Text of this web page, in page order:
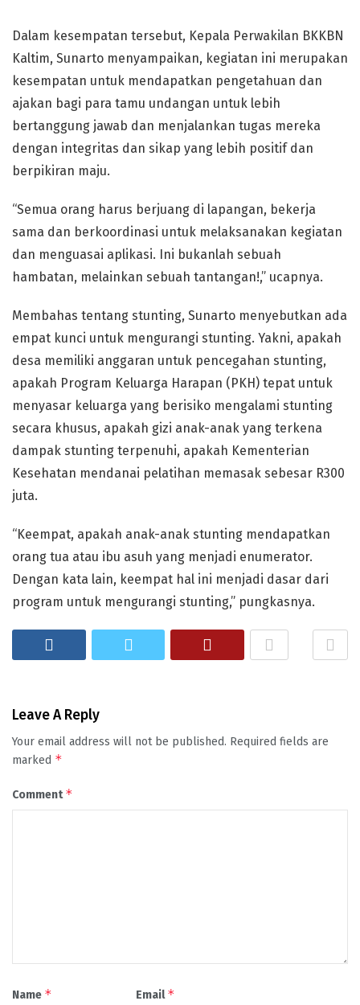
Dalam kesempatan tersebut, Kepala Perwakilan BKKBN
Kaltim, Sunarto menyampaikan, kegiatan ini merupakan
kesempatan untuk mendapatkan pengetahuan dan
ajakan bagi para tamu undangan untuk lebih
bertanggung jawab dan menjalankan tugas mereka
dengan integritas dan sikap yang lebih positif dan
berpikiran maju.
“Semua orang harus berjuang di lapangan, bekerja
sama dan berkoordinasi untuk melaksanakan kegiatan
dan menguasai aplikasi. Ini bukanlah sebuah
hambatan, melainkan sebuah tantangan!,” ucapnya.
Membahas tentang stunting, Sunarto menyebutkan ada
empat kunci untuk mengurangi stunting. Yakni, apakah
desa memiliki anggaran untuk pencegahan stunting,
apakah Program Keluarga Harapan (PKH) tepat untuk
menyasar keluarga yang berisiko mengalami stunting
secara khusus, apakah gizi anak-anak yang terkena
dampak stunting terpenuhi, apakah Kementerian
Kesehatan mendanai pelatihan memasak sebesar R300
juta.
“Keempat, apakah anak-anak stunting mendapatkan
orang tua atau ibu asuh yang menjadi enumerator.
Dengan kata lain, keempat hal ini menjadi dasar dari
program untuk mengurangi stunting,” pungkasnya.
Leave A Reply
Your email address will not be published. Required fields are
marked *
Comment*
Name * Email*